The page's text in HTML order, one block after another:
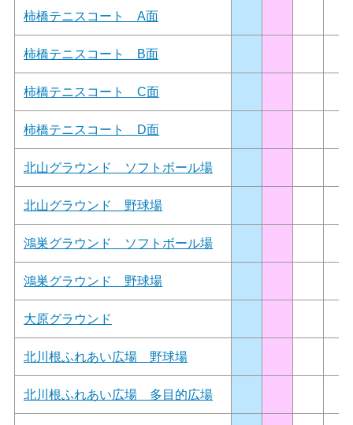
柿橋テニスコート A面
柿橋テニスコート B面
柿橋テニスコート C面
柿橋テニスコート D面
北山グラウンド ソフトボール場
北山グラウンド 野球場
鴻巣グラウンド ソフトボール場
鴻巣グラウンド 野球場
大原グラウンド
北川根ふれあい広場 野球場
北川根ふれあい広場 多目的広場